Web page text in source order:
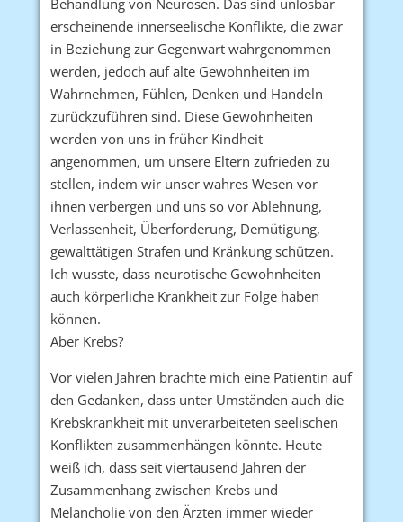
erscheinende innerseelische Konflikte, die zwar
in Beziehung zur Gegenwart wahrgenommen
werden, jedoch auf alte Gewohnheiten im
Wahrnehmen, Fühlen, Denken und Handeln
zurückzuführen sind. Diese Gewohnheiten
werden von uns in früher Kindheit
angenommen, um unsere Eltern zufrieden zu
stellen, indem wir unser wahres Wesen vor
ihnen verbergen und uns so vor Ablehnung,
Verlassenheit, Überforderung, Demütigung,
gewalttätigen Strafen und Kränkung schützen.
Ich wusste, dass neurotische Gewohnheiten
auch körperliche Krankheit zur Folge haben
können.
Aber Krebs?
Vor vielen Jahren brachte mich eine Patientin auf
den Gedanken, dass unter Umständen auch die
Krebskrankheit mit unverarbeiteten seelischen
Konflikten zusammenhängen könnte. Heute
weiß ich, dass seit viertausend Jahren der
Zusammenhang zwischen Krebs und
Melancholie von den Ärzten immer wieder